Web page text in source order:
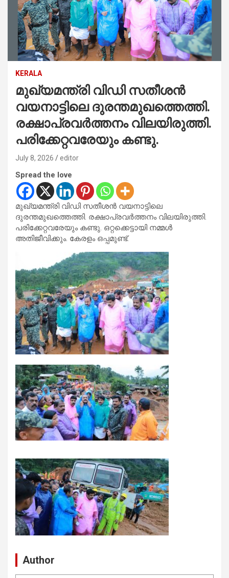
KERALA
മുഖ്യമന്ത്രി വിഡി സതീശൻ
വയനാട്ടിലെ ദുരന്തമുഖത്തെത്തി.
രക്ഷാപ്രവർത്തനം വിലയിരുത്തി.
പരിക്കേറ്റവരേയും കണ്ടു.
July 8, 2026 editor
Spread the love
മുഖ്യമന്ത്രി വിഡി സതീശൻ വയനാട്ടിലെ
ദുരന്തമുഖത്തെത്തി. രക്ഷാപ്രവർത്തനം വിലയിരുത്തി.
പരിക്കേറ്റവരേയും കണ്ടു. ഒറ്റക്കെട്ടായി നമ്മൾ
അതിജീവിക്കും. കേരളം ഒപ്പമുണ്ട്.
Author